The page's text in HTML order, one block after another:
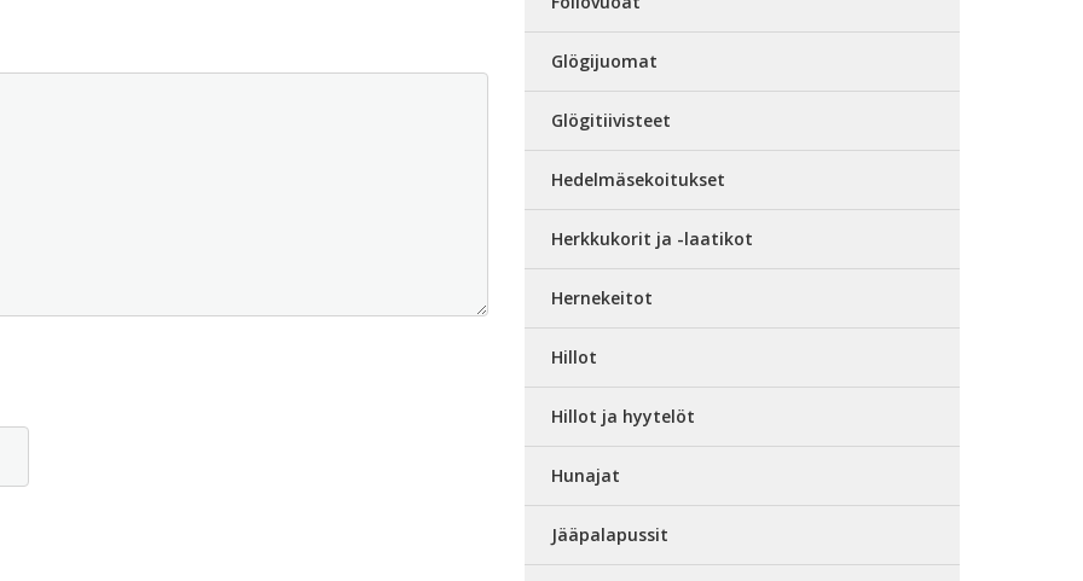
Glögijuomat
Glögitiivisteet
Hedelmäsekoitukset
Herkkukorit ja -laatikot
Hernekeitot
Hillot
Hillot ja hyytelöt
Hunajat
Jääpalapussit